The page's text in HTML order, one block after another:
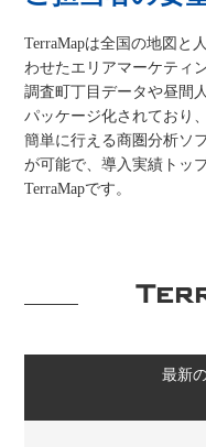
TerraMapは全国の地図と
わせたエリアマーケティ
調査町丁目データや昼間
パッケージ化されており
簡単に行える商圏分析ソ
が可能で、導入実績トッ
TerraMapです。
最新